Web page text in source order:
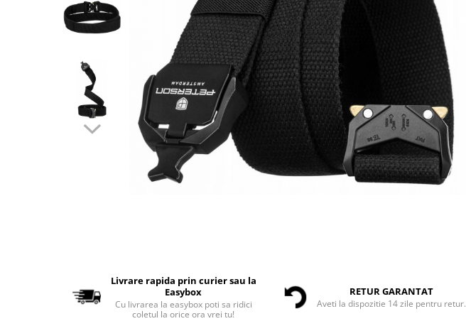
Livrare rapida prin curier sau la
Easybox
Cu livrarea la easybox poti sa ridici
coletul la orice ora vrei tu!
RETUR GARANTAT
Aveti la dispozitie 14 zile pentru retur.